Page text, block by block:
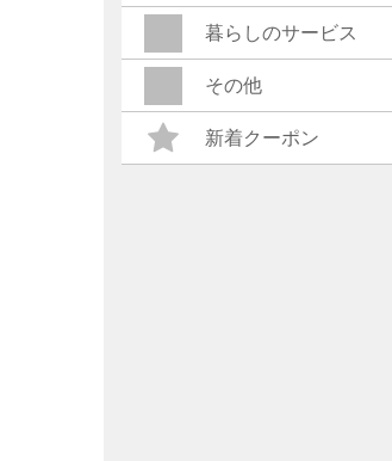
暮らしのサービス
その他
新着クーポン